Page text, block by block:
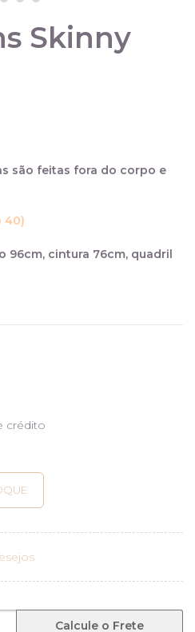
Skinny
são feitas fora do corpo e
40)
96cm, cintura 76cm, quadril
crédito
Calcule o Frete